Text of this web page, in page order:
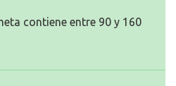
contiene entre 90 y 160